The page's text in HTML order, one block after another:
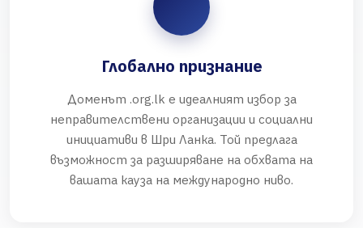
Глобално признание
Доменът .org.lk е идеалният избор за
неправителствени организации и социални
инициативи в Шри Ланка. Той предлага
възможност за разширяване на обхвата на
вашата кауза на международно ниво.